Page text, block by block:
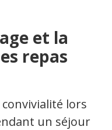
et la
repas
lors
un séjour